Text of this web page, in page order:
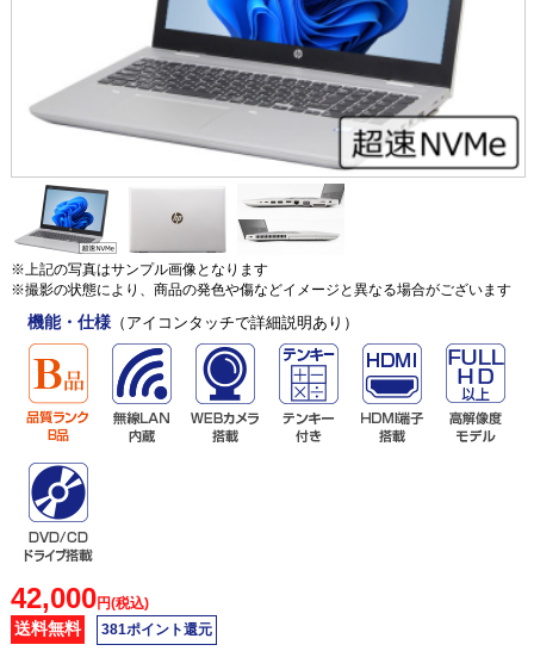
※上記の写真はサンプル画像となります
※撮影の状態により、商品の発色や傷などイメージと異なる場合がございます
機能・仕様（アイコンタッチで詳細説明あり）
42,000円(税込)
送料無料 381ポイント還元